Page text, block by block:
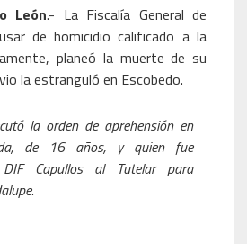
León.- La Fiscalía General de
de homicidio calificado a la
planeó la muerte de su
la estranguló en Escobedo.
la orden de aprehensión en
de 16 años, y quien fue
Capullos al Tutelar para